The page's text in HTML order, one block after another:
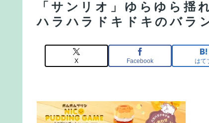
「サンリオ」ゆらゆら揺
ハラハラドキドキのバラ
X Facebook はて